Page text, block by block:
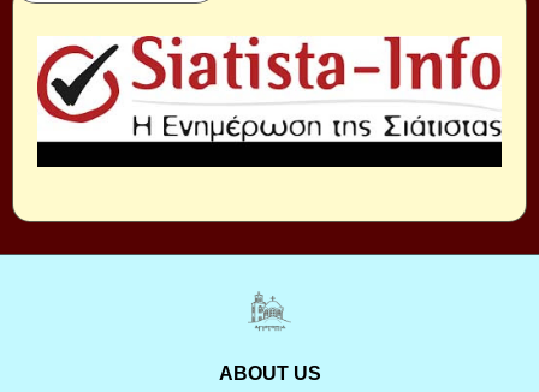
ABOUT US